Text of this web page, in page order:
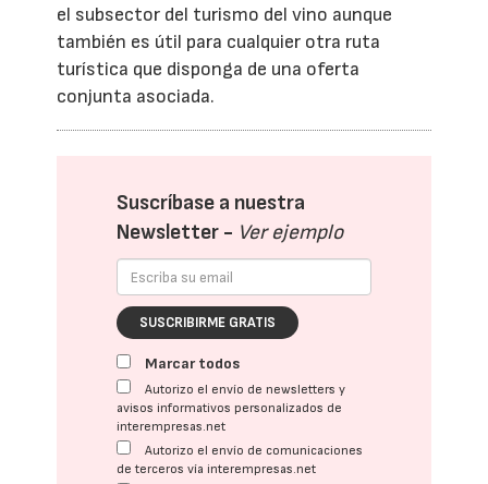
el subsector del turismo del vino aunque
también es útil para cualquier otra ruta
turística que disponga de una oferta
conjunta asociada.
Suscríbase a nuestra
Newsletter - Ver ejemplo
SUSCRIBIRME GRATIS
Marcar todos
Autorizo el envío de newsletters y
avisos informativos personalizados de
interempresas.net
Autorizo el envío de comunicaciones
de terceros vía interempresas.net